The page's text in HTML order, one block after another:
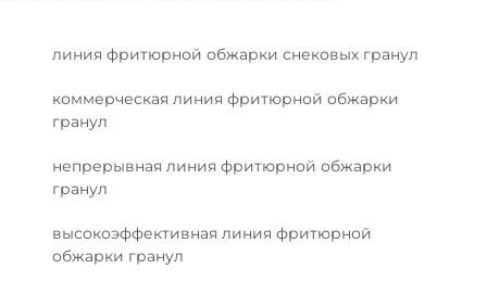
линия фритюрной обжарки снековых гранул
коммерческая линия фритюрной обжарки
гранул
непрерывная линия фритюрной обжарки
гранул
высокоэффективная линия фритюрной
обжарки гранул